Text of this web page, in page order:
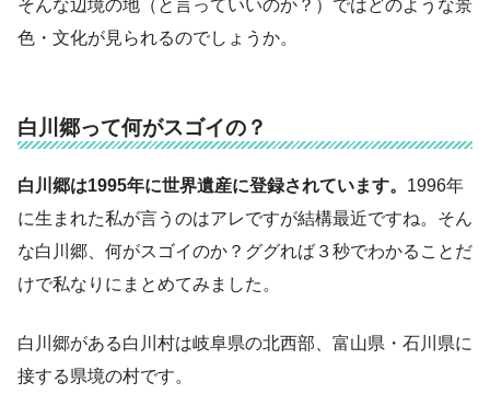
そんな辺境の地（と言っていいのか？）ではどのような景
色・文化が見られるのでしょうか。
白川郷って何がスゴイの？
白川郷は1995年に世界遺産に登録されています。 1996年
に生まれた私が言うのはアレですが結構最近ですね。そん
な白川郷、何がスゴイのか？ググれば３秒でわかることだ
けで私なりにまとめてみました。
白川郷がある白川村は岐阜県の北西部、富山県・石川県に
接する県境の村です。